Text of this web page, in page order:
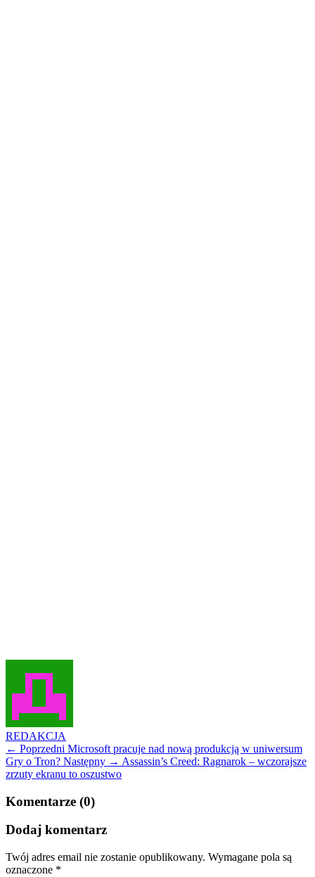
REDAKCJA
← Poprzedni Microsoft pracuje nad nową produkcją w uniwersum
Gry o Tron? Następny → Assassin’s Creed: Ragnarok – wczorajsze
zrzuty ekranu to oszustwo
Komentarze (0)
Dodaj komentarz
Twój adres email nie zostanie opublikowany. Wymagane pola są
oznaczone *